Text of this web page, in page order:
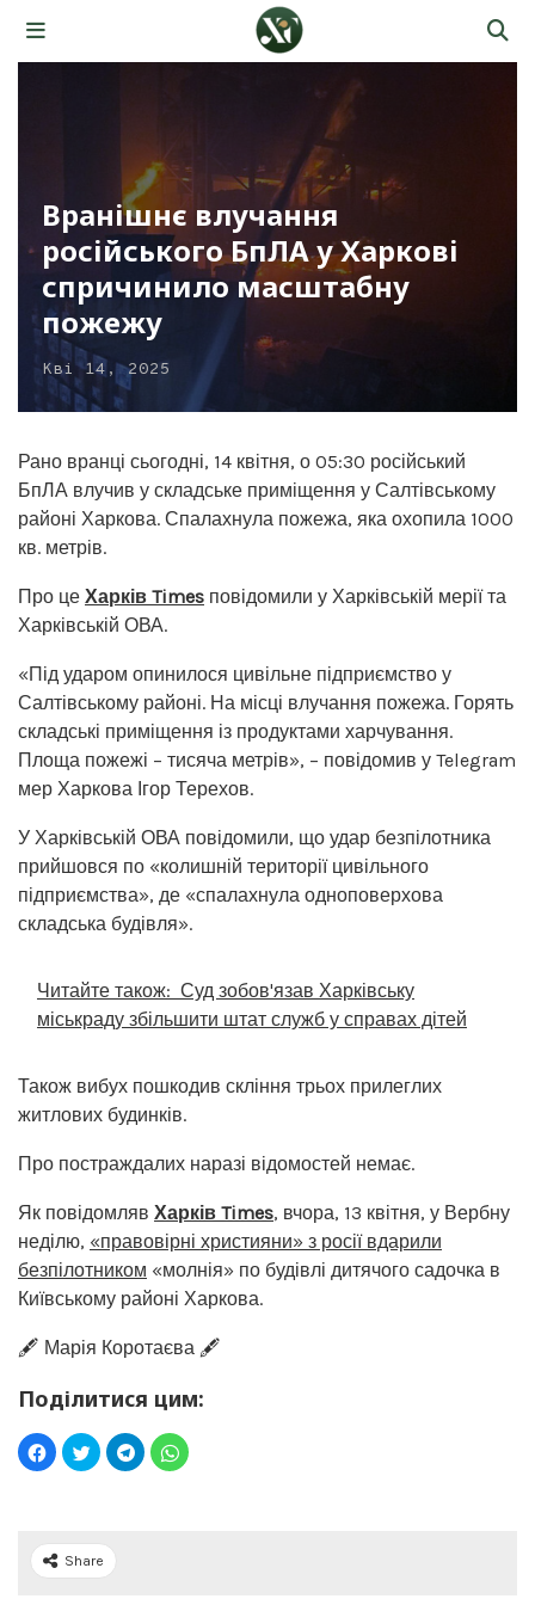
Вранішнє влучання
російського БпЛА у Харкові
спричинило масштабну
пожежу
Кві 14, 2025
Рано вранці сьогодні, 14 квітня, о 05:30 російський
БпЛА влучив у складське приміщення у Салтівському
районі Харкова. Спалахнула пожежа, яка охопила 1000
кв. метрів.
Про це Харків Times повідомили у Харківській мерії та
Харківській ОВА.
«Під ударом опинилося цивільне підприємство у
Салтівському районі. На місці влучання пожежа. Горять
складські приміщення із продуктами харчування.
Площа пожежі – тисяча метрів», – повідомив у Telegram
мер Харкова Ігор Терехов.
У Харківській ОВА повідомили, що удар безпілотника
прийшовся по «колишній території цивільного
підприємства», де «спалахнула одноповерхова
складська будівля».
Читайте також: Суд зобов'язав Харківську
міськраду збільшити штат служб у справах дітей
Також вибух пошкодив скління трьох прилеглих
житлових будинків.
Про постраждалих наразі відомостей немає.
Як повідомляв Харків Times, вчора, 13 квітня, у Вербну
неділю, «правовірні християни» з росії вдарили
безпілотником «молнія» по будівлі дитячого садочка в
Київському районі Харкова.
🖋️ Марія Коротаєва 🖋️
Поділитися цим:
Share